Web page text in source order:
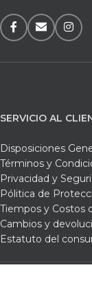
SERVICIO AL
Disposiciones
Términos y
Privacidad y
Pólitica de
Tiempos y Costos
Cambios y
Estatuto del